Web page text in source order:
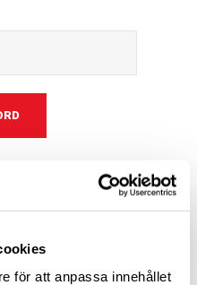
för att anpassa innehållet